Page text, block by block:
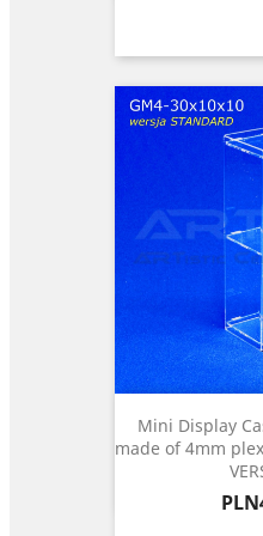
Mini Display
made of 4mm